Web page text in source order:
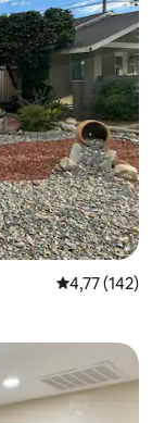
Prosječna
4,77 (142)